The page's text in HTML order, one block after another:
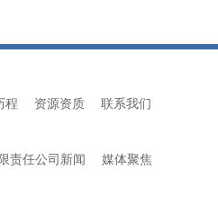
程 资源资质 联系我们
责任公司新闻 媒体聚焦